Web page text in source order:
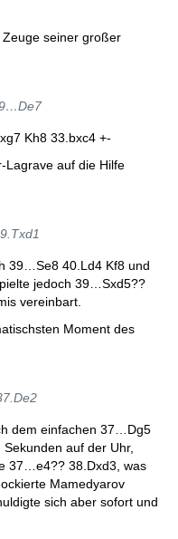
seiner großer
Kh8 33.bxc4 +-
Lagrave auf die Hilfe
39…Se8 40.Ld4 Kf8 und
jedoch 39…Sxd5??
vereinbart.
Moment des
dem einfachen 37…Dg5
auf der Uhr,
37…e4?? 38.Dxd3, was
Mamedyarov
sich aber sofort und